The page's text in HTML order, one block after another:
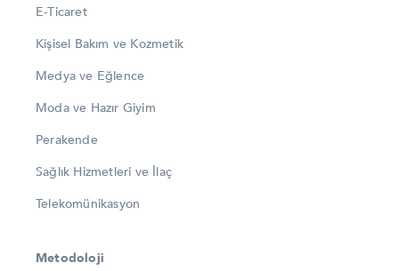
E-Ticaret
Kişisel Bakım ve Kozmetik
Medya ve Eğlence
Moda ve Hazır Giyim
Perakende
Sağlık Hizmetleri ve İlaç
Telekomünikasyon
Metodoloji